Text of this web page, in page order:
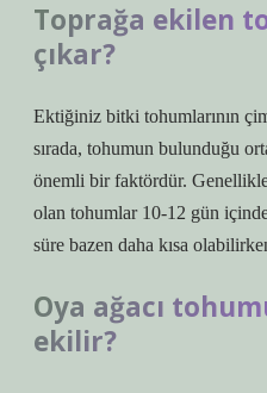
Toprağa ekilen
çıkar?
Ektiğiniz bitki tohumlarının
sırada, tohumun bulunduğu
önemli bir faktördür.
olan tohumlar 10-12 gün
süre bazen daha kısa
Oya ağacı
ekilir?